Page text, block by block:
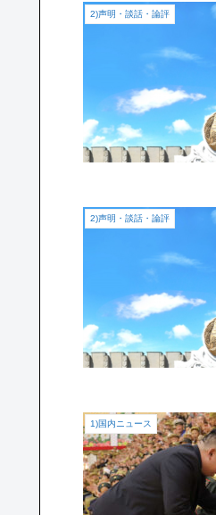
2)声明・談話・論評
2)声明・談話・論評
1)国内ニュース